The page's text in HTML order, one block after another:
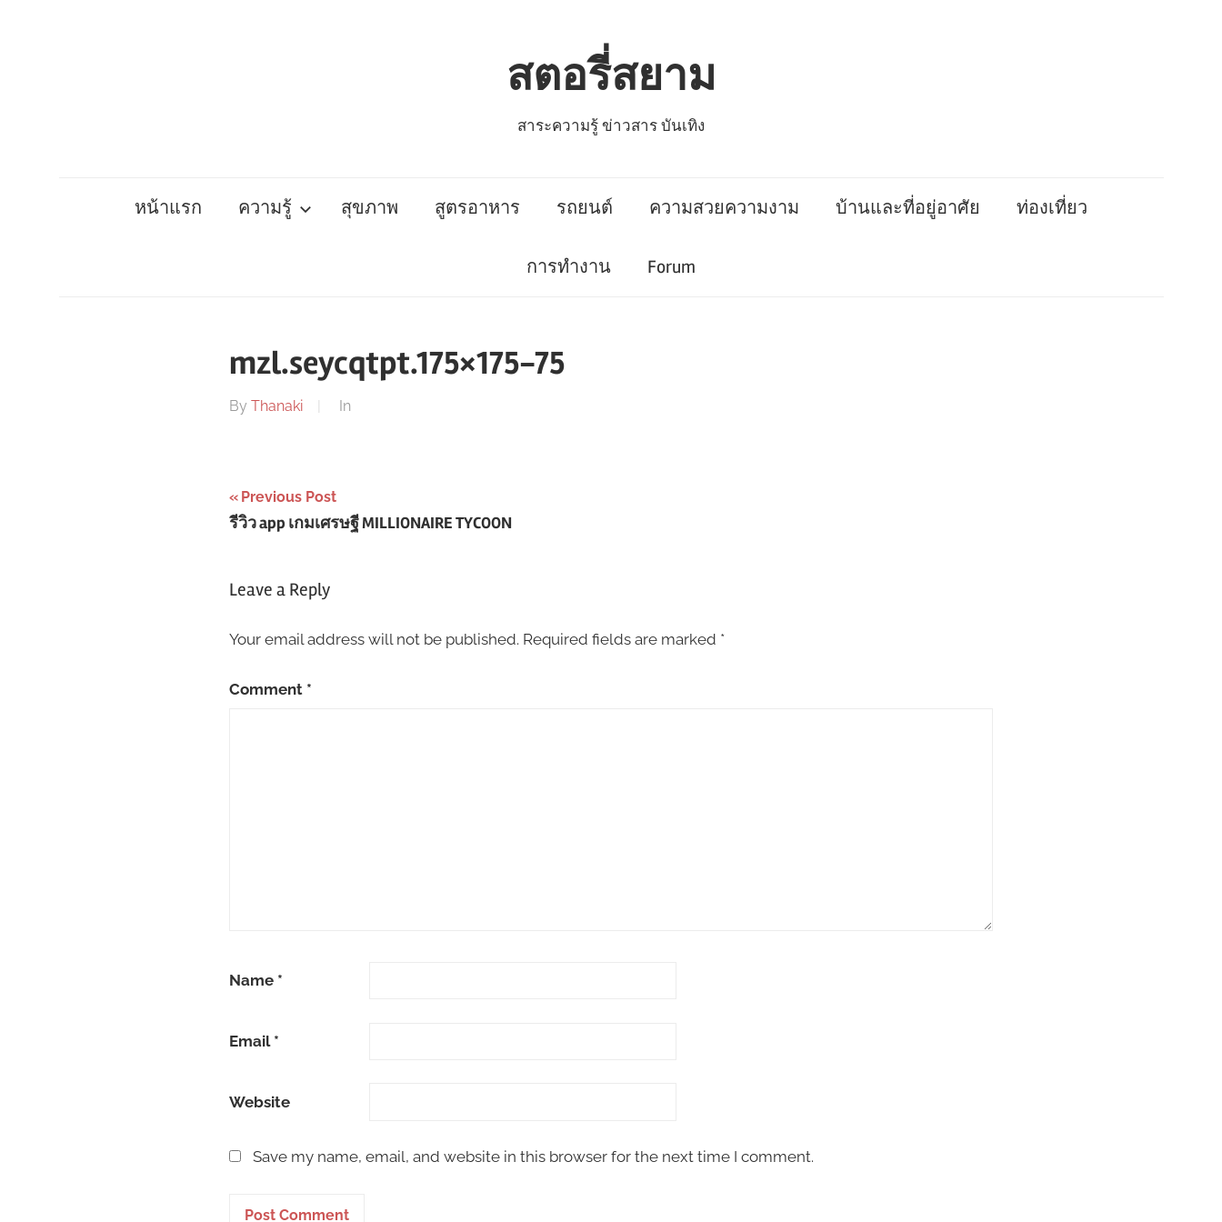
สตอรี่สยาม
สาระความรู้ ข่าวสาร บันเทิง
หน้าแรก ความรู้ สุขภาพ สูตรอาหาร รถยนต์ ความสวยความงาม บ้านและที่อยู่อาศัย ท่องเที่ยว
การทำงาน Forum
mzl.seycqtpt.175×175-75
By Thanaki In
Post
navigation
Previous Post
รีวิว app เกมเศรษฐี MILLIONAIRE TYCOON
Leave a Reply
Your email address will not be published. Required fields are marked *
Comment *
Name *
Email *
Website
Save my name, email, and website in this browser for the next time I comment.